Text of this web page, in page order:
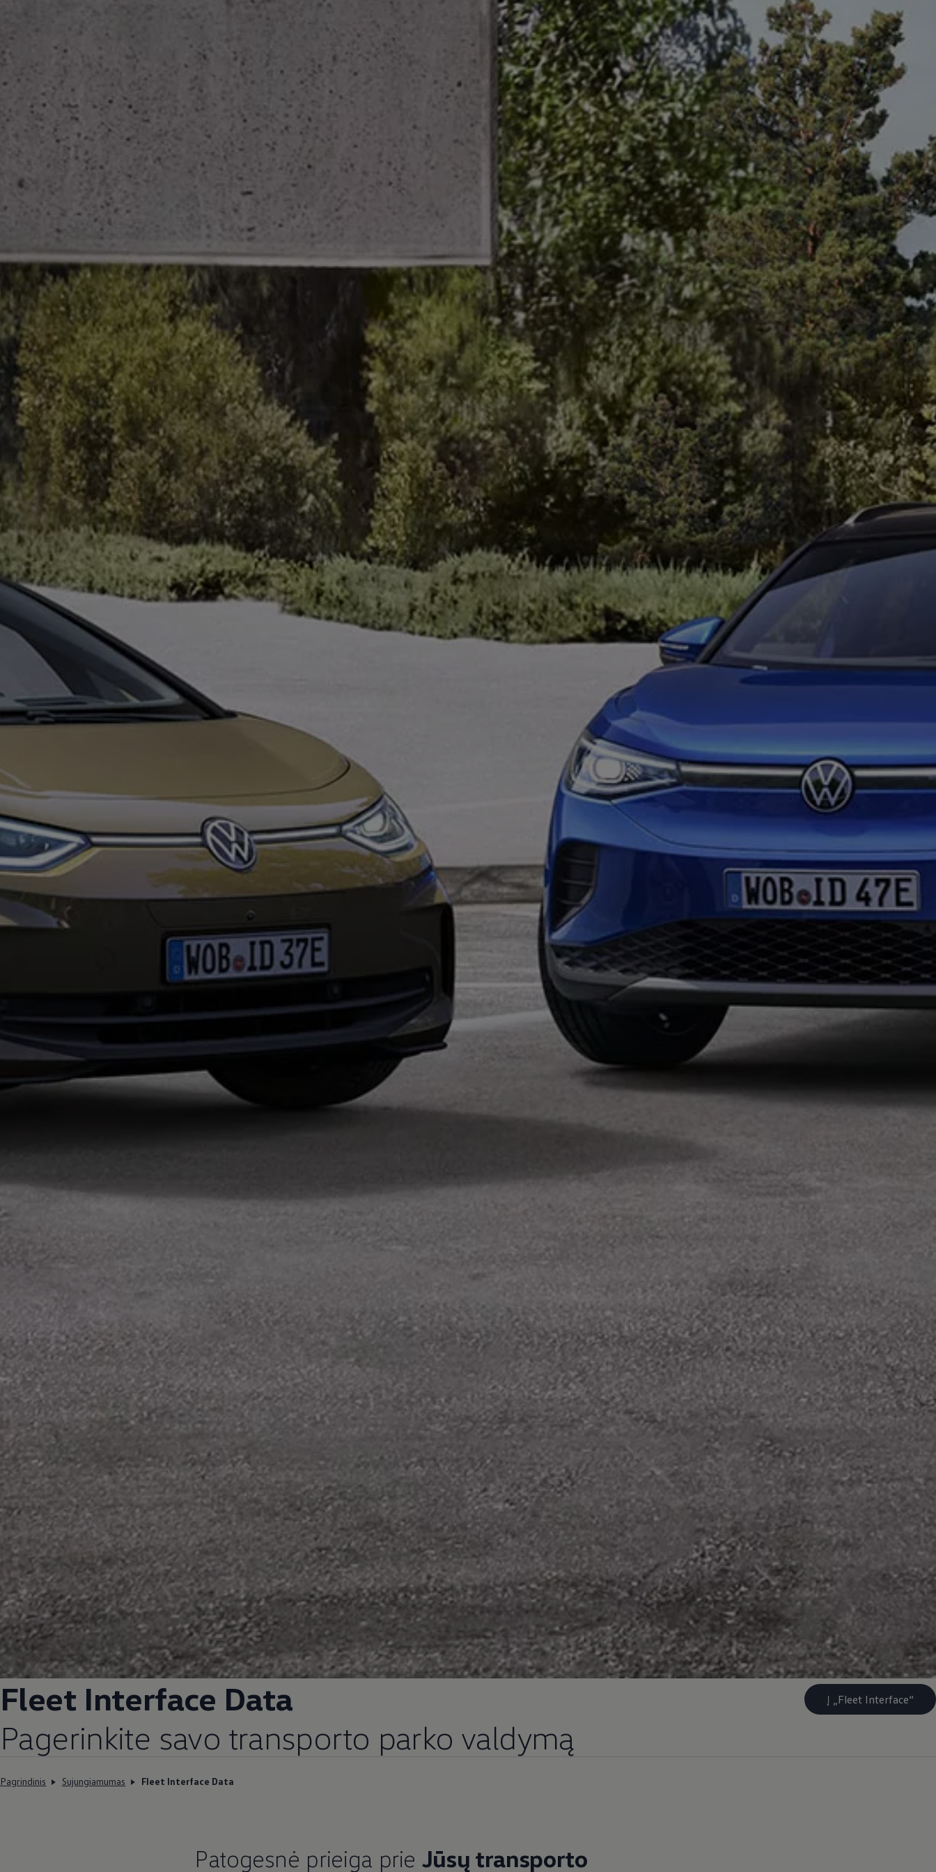
Pagalba įvykus eismo įvykiui ar automobiliui sugedus
Volkswagen servisas
Priedai
Interjero ir eksterjero apsauga
Transportavimo ir bagažo sprendimai
Pramogos ir elektronika
Suasmeninimas
Sieninė įkrovimo stotelė ir įkrovimo kabeliai
Informacija klientams
Perdirbimas ir grąžinimas
Atšaukimo kampanijos
Įspėjamieji ir kiti šviesos indikatoriai
Naujausi jūsų Volkswagen automobilio programinės įrangos atnaujinimai
Vidaus degimo variklį turinčių automobilių programinės įrangos atnaujinimai
Skaitmeninė instrukcija
myVolkswagen
Takata oro pagalvių atšaukimas dėl saugos problemų
Fleet Interface Data
Pagerinkite savo transporto parko valdymą
Į „Fleet Interface“
Pagrindinis Sujungiamumas Fleet Interface Data
Patogesnė prieiga prie Jūsų transporto